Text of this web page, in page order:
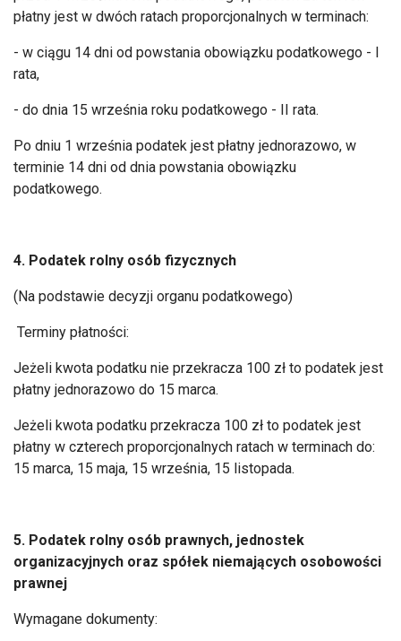
płatny jest w dwóch ratach proporcjonalnych w terminach:
- w ciągu 14 dni od powstania obowiązku podatkowego - I
rata,
- do dnia 15 września roku podatkowego - II rata.
Po dniu 1 września podatek jest płatny jednorazowo, w
terminie 14 dni od dnia powstania obowiązku
podatkowego.
4. Podatek rolny osób fizycznych
(Na podstawie decyzji organu podatkowego)
Terminy płatności:
Jeżeli kwota podatku nie przekracza 100 zł to podatek jest
płatny jednorazowo do 15 marca.
Jeżeli kwota podatku przekracza 100 zł to podatek jest
płatny w czterech proporcjonalnych ratach w terminach do:
15 marca, 15 maja, 15 września, 15 listopada.
5. Podatek rolny osób prawnych, jednostek
organizacyjnych oraz spółek niemających osobowości
prawnej
Wymagane dokumenty: